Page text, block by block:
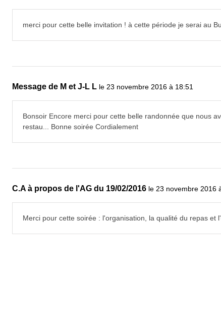
merci pour cette belle invitation ! à cette période je serai au
Message de M et J-L L le 23 novembre 2016 à 18:51
Bonsoir Encore merci pour cette belle randonnée que nous
restau... Bonne soirée Cordialement
C.A à propos de l'AG du 19/02/2016 le 23 novembre 2016
Merci pour cette soirée : l'organisation, la qualité du repas